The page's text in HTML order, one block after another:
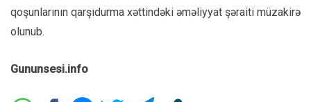
qoşunlarının qarşıdurma xəttindəki əməliyyat şəraiti müzakirə
olunub.
Gununsesi.info